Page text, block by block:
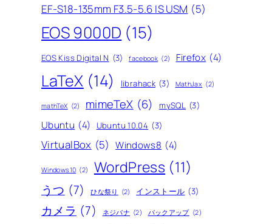
EF-S18-135mm F3.5-5.6 IS USM (5)
EOS 9000D (15)
EOS Kiss Digital N (3) facebook (2) Firefox (4)
LaTeX (14) librahack (3) MathJax (2)
mathTeX (2) mimeTeX (6) mySQL (3)
Ubuntu (4) Ubuntu 10.04 (3)
VirtualBox (5) Windows8 (4)
Windows10 (2) WordPress (11)
うつ (7) ひな祭り (2) インストール (3)
カメラ (7) ネジバナ (2) バックアップ (2)